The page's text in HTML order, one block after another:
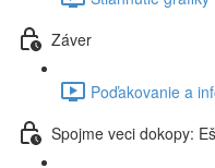
Záver
Poďakovanie a
Spojme veci dokopy: